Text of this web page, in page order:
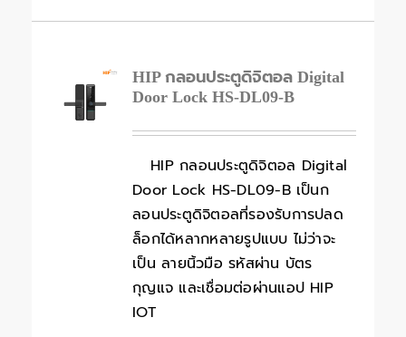
HIP กลอนประตูดิจิตอล Digital
Door Lock HS-DL09-B
HIP กลอนประตูดิจิตอล Digital
Door Lock HS-DL09-B เป็นก
ลอนประตูดิจิตอลที่รองรับการปลด
ล็อกได้หลากหลายรูปแบบ ไม่ว่าจะ
เป็น ลายนิ้วมือ รหัสผ่าน บัตร
กุญแจ และเชื่อมต่อผ่านแอป HIP
IOT